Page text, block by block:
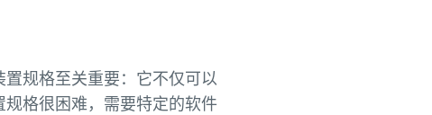
规格至关重要：它不仅可以
格很困难，需要特定的软件